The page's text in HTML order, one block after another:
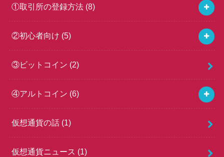
①取引所の登録方法 (8)
②初心者向け (5)
③ビットコイン (2)
④アルトコイン (6)
仮想通貨の話 (1)
仮想通貨ニュース (1)